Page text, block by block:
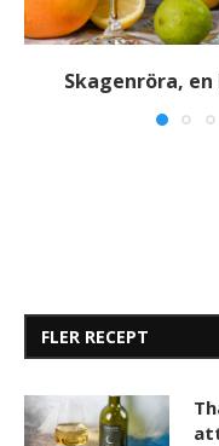
Skagenröra,
FLER RECEPT